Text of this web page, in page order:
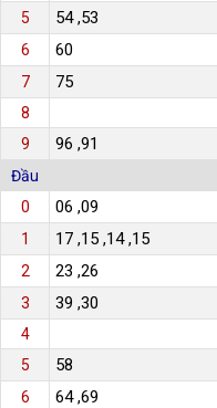
5 54 ,53
6 60
7 75
8
9
96 ,91
Đầu
0
06 ,09
1 17 ,15 ,14 ,15
2 23 ,26
3 39 ,30
4
5
58
6 64 ,69